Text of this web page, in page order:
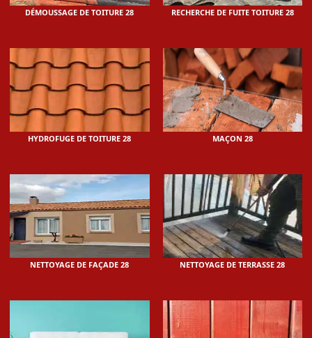
DÉMOUSSAGE DE TOITURE 28 RECHERCHE DE FUITE TOITURE 28
HYDROFUGE DE TOITURE 28 MAÇON 28
NETTOYAGE DE FAÇADE 28 NETTOYAGE DE TERRASSE 28